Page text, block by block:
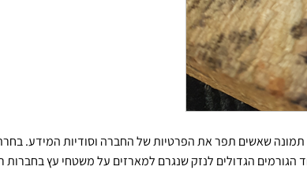
שאשים תפר את הפרטיות של החברה וסודיות המידע.
הגדולים לנזק שנגרם למארזים על משטחי עץ בחברות